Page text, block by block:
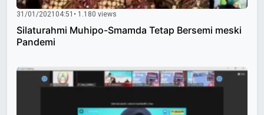
31/01/202104:51 • 1.180 views
Silaturahmi Muhipo-Smamda Tetap Bersemi meski
Pandemi